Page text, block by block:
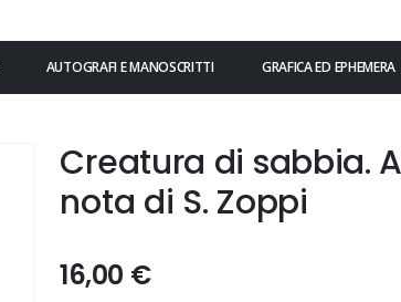
AUTOGRAFI E MANOSCRITTI GRAFICA ED EPHEMERA
Creatura di sabbia.
nota di S. Zoppi
16,00 €